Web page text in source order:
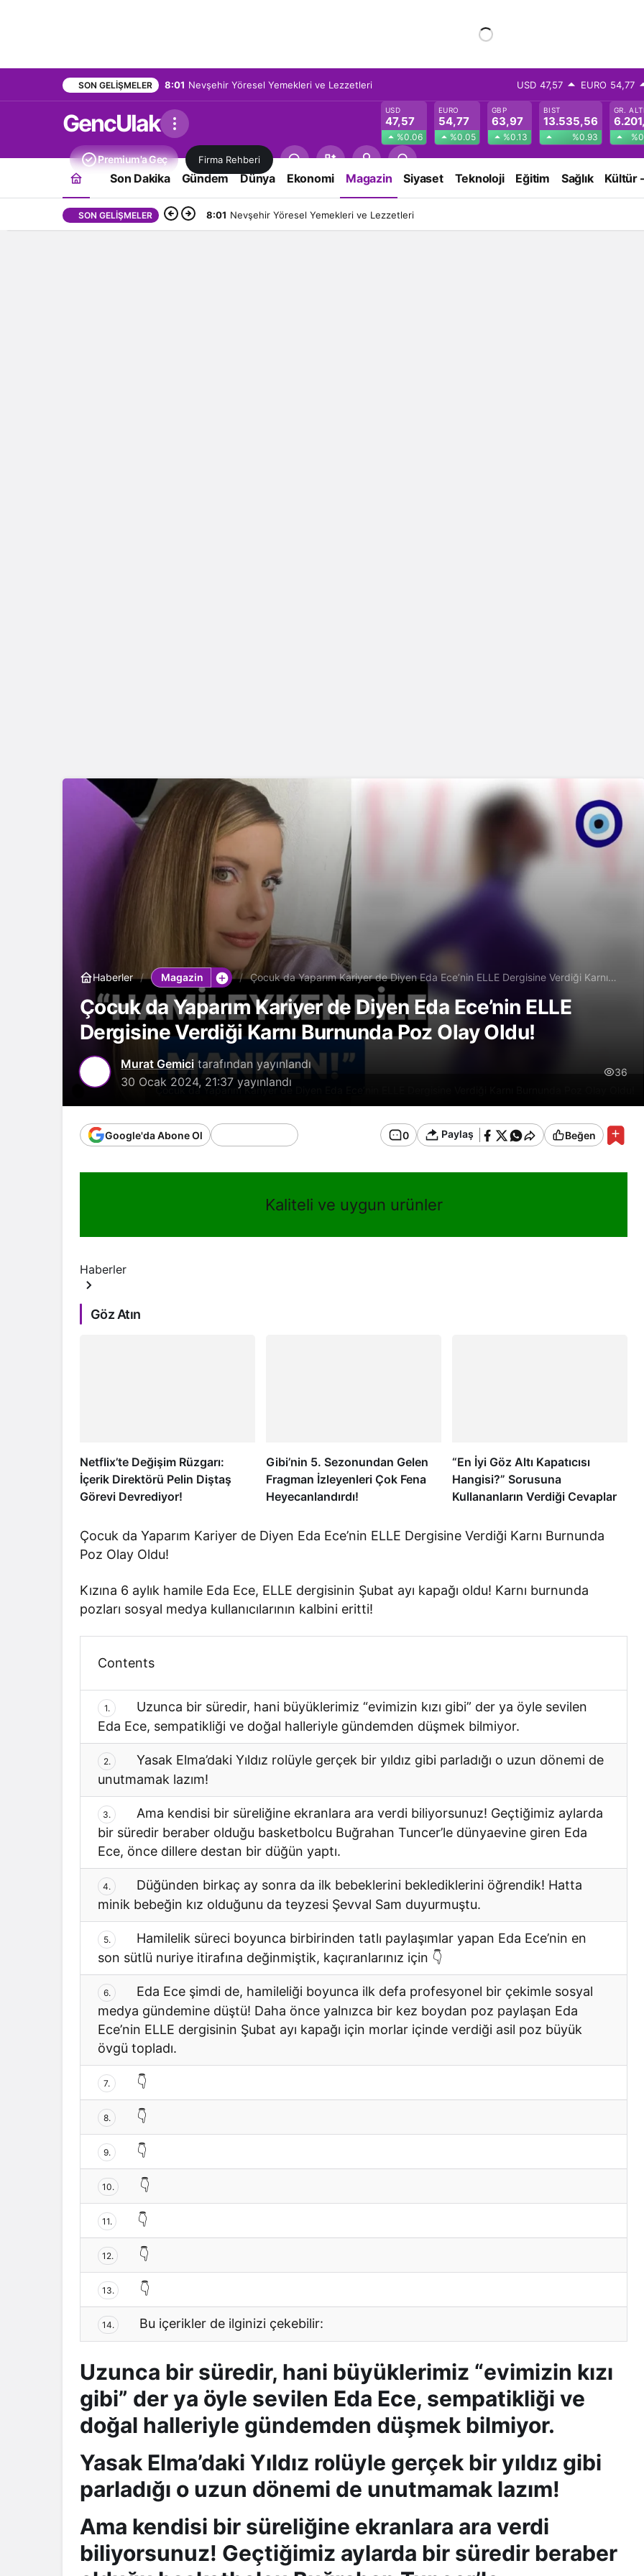
SON GELIŞMELER 8:01 Nevşehir Yöresel Yemekleri ve Lezzetleri USD 47,57 EURO 54,77
GencUlak USD
47,57
%0.06
EURO
54,77
%0.05
GBP
63,97
%0.13
BIST
13.535,56
%0.93
GR.
Premium'a Geç Firma Rehberi
Son Dakika Gündem Dünya Ekonomi Magazin Siyaset Teknoloji Eğitim Sağlık Kültür
SON GELIŞMELER 8:01 Nevşehir Yöresel Yemekleri ve Lezzetleri
Çocuk da Yaparım Kariyer de Diyen Eda Ece’nin ELLE Dergisine Verdiği Karnı Burnunda Poz Olay Oldu!
Haberler Magazin
Çocuk da Yaparım Kariyer de Diyen Eda Ece’nin ELLE Dergisine Verdiği Karnı
Çocuk da Yaparım Kariyer de Diyen Eda Ece’nin ELLE
Dergisine Verdiği Karnı Burnunda Poz Olay Oldu!
Murat Gemici tarafından yayınlandı
30 Ocak 2024, 21:37 yayınlandı
36
Google'da Abone Ol 0 Paylaş Beğen
Kaliteli ve uygun urünler
Haberler
Göz Atın
Netflix’te Değişim Rüzgarı:
İçerik Direktörü Pelin Diştaş
Görevi Devrediyor!
Gibi’nin 5. Sezonundan Gelen
Fragman İzleyenleri Çok Fena
Heyecanlandırdı!
“En İyi Göz Altı Kapatıcısı
Hangisi?” Sorusuna
Kullananların Verdiği Cevaplar
Çocuk da Yaparım Kariyer de Diyen Eda Ece’nin ELLE Dergisine Verdiği Karnı Burnunda
Poz Olay Oldu!
Kızına 6 aylık hamile Eda Ece, ELLE dergisinin Şubat ayı kapağı oldu! Karnı burnunda
pozları sosyal medya kullanıcılarının kalbini eritti!
Contents
1.
Uzunca bir süredir, hani büyüklerimiz “evimizin kızı gibi” der ya öyle sevilen
Eda Ece, sempatikliği ve doğal halleriyle gündemden düşmek bilmiyor.
2.
Yasak Elma’daki Yıldız rolüyle gerçek bir yıldız gibi parladığı o uzun dönemi de
unutmamak lazım!
3.
Ama kendisi bir süreliğine ekranlara ara verdi biliyorsunuz! Geçtiğimiz aylarda
bir süredir beraber olduğu basketbolcu Buğrahan Tuncer’le dünyaevine giren Eda
Ece, önce dillere destan bir düğün yaptı.
4.
Düğünden birkaç ay sonra da ilk bebeklerini beklediklerini öğrendik! Hatta
minik bebeğin kız olduğunu da teyzesi Şevval Sam duyurmuştu.
5.
Hamilelik süreci boyunca birbirinden tatlı paylaşımlar yapan Eda Ece’nin en
son sütlü nuriye itirafına değinmiştik, kaçıranlarınız için 👇
6.
Eda Ece şimdi de, hamileliği boyunca ilk defa profesyonel bir çekimle sosyal
medya gündemine düştü! Daha önce yalnızca bir kez boydan poz paylaşan Eda
Ece’nin ELLE dergisinin Şubat ayı kapağı için morlar içinde verdiği asil poz büyük
övgü topladı.
7. 👇
8. 👇
9. 👇
10. 👇
11. 👇
12. 👇
13. 👇
14. Bu içerikler de ilginizi çekebilir:
Uzunca bir süredir, hani büyüklerimiz “evimizin kızı
gibi” der ya öyle sevilen Eda Ece, sempatikliği ve
doğal halleriyle gündemden düşmek bilmiyor.
Yasak Elma’daki Yıldız rolüyle gerçek bir yıldız gibi
parladığı o uzun dönemi de unutmamak lazım!
Ama kendisi bir süreliğine ekranlara ara verdi
biliyorsunuz! Geçtiğimiz aylarda bir süredir beraber